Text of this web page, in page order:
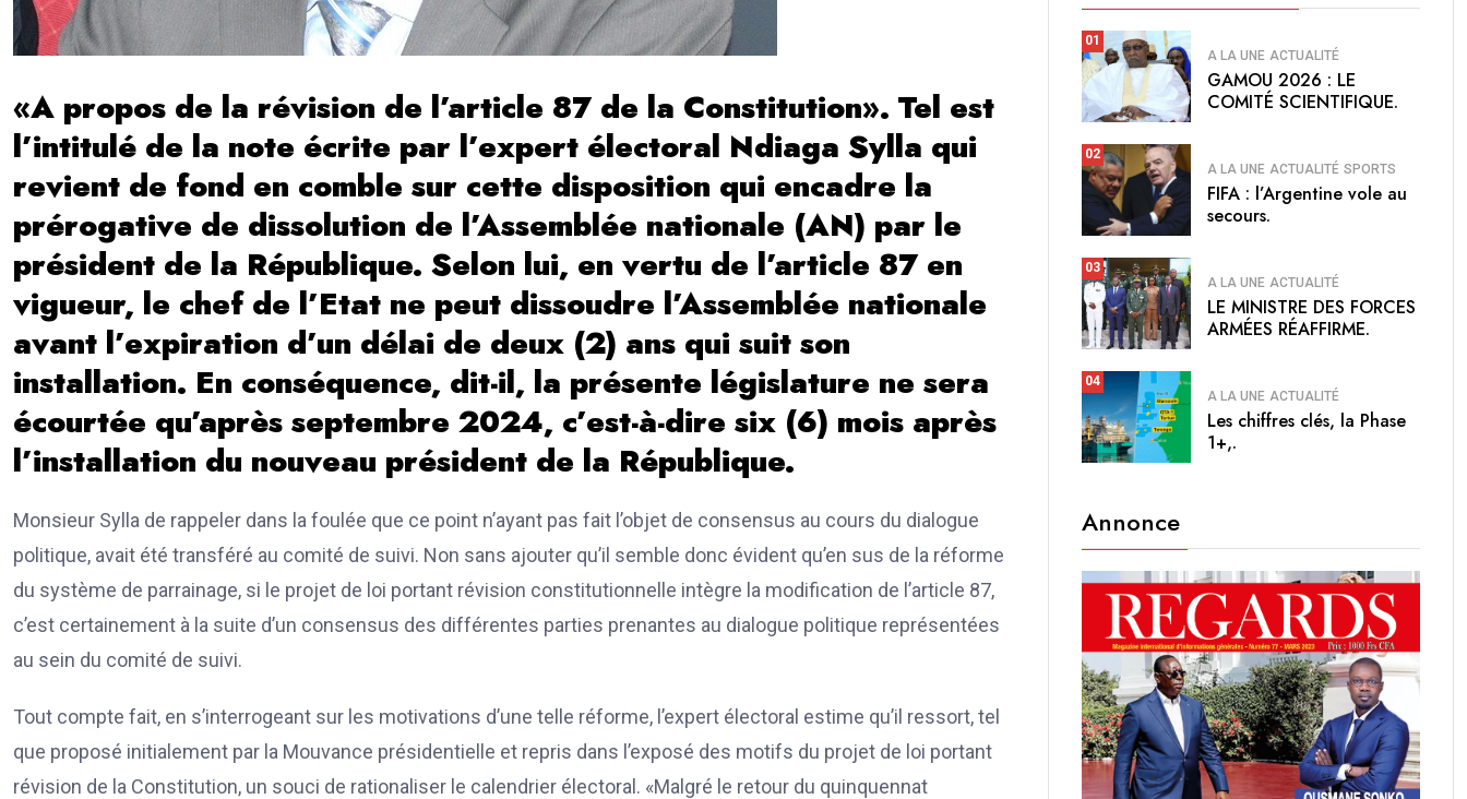
«A propos de la révision de l’article 87 de la Constitution». Tel est
l’intitulé de la note écrite par l’expert électoral Ndiaga Sylla qui
revient de fond en comble sur cette disposition qui encadre la
prérogative de dissolution de l’Assemblée nationale (AN) par le
président de la République. Selon lui, en vertu de l’article 87 en
vigueur, le chef de l’Etat ne peut dissoudre l’Assemblée nationale
avant l’expiration d’un délai de deux (2) ans qui suit son
installation. En conséquence, dit-il, la présente législature ne sera
écourtée qu’après septembre 2024, c’est-à-dire six (6) mois après
l’installation du nouveau président de la République.
Monsieur Sylla de rappeler dans la foulée que ce point n’ayant pas fait l’objet de consensus au cours du dialogue
politique, avait été transféré au comité de suivi. Non sans ajouter qu’il semble donc évident qu’en sus de la réforme
du système de parrainage, si le projet de loi portant révision constitutionnelle intègre la modification de l’article 87,
c’est certainement à la suite d’un consensus des différentes parties prenantes au dialogue politique représentées
au sein du comité de suivi.
Tout compte fait, en s’interrogeant sur les motivations d’une telle réforme, l’expert électoral estime qu’il ressort, tel
que proposé initialement par la Mouvance présidentielle et repris dans l’exposé des motifs du projet de loi portant
révision de la Constitution, un souci de rationaliser le calendrier électoral. «Malgré le retour du quinquennat
01
A LA UNE ACTUALITÉ
GAMOU 2026 : LE
COMITÉ SCIENTIFIQUE.
02
A LA UNE ACTUALITÉ SPORTS
FIFA : l’Argentine vole au
secours.
03
A LA UNE ACTUALITÉ
LE MINISTRE DES FORCES
ARMÉES RÉAFFIRME.
04
A LA UNE ACTUALITÉ
Les chiffres clés, la Phase
1+,.
Annonce